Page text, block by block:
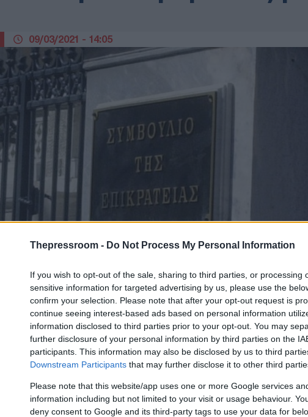
Thepressroom - Do Not Process My Personal Information
If you wish to opt-out of the sale, sharing to third parties, or processing
sensitive information for targeted advertising by us, please use the
confirm your selection. Please note that after your opt-out request is
continue seeing interest-based ads based on personal information
information disclosed to third parties prior to your opt-out. You may
further disclosure of your personal information by third parties on the
participants. This information may also be disclosed by us to third
Downstream Participants that may further disclose it to other third
Please note that this website/app uses one or more Google services
information including but not limited to your visit or usage behaviour.
deny consent to Google and its third-party tags to use your data for
09/03/2021 - 14:05
21 - 14:15
και από το Συμβούλιο της Επικρατείας το αίτημα
του Δημήτρη Κουφοντίνα για την έκδοση
να «παγώσει» έστω και λίγες ημέρες η
του στις φυλακές Δομοκού, που έχει προκαλέσει
του με την πολυήμερη απεργία πείνας.